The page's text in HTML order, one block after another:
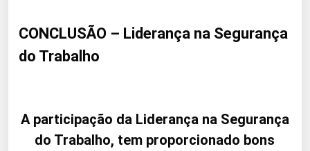
CONCLUSÃO – Liderança na Segurança
do Trabalho
A participação da Liderança na Segurança
do Trabalho, tem proporcionado bons